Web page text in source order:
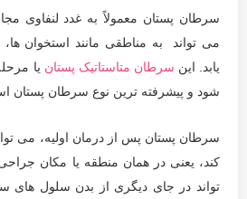
سرطان پستان معمولاً به غدد لنفاوی
می تواند به مناطقی مانند استخوان ها،
یابد. این سرطان متاستاتیک پستان یا
شود و پیشرفته ترین نوع سرطان پستان
سرطان پستان پس از درمان اولیه، می
کند، یعنی در همان منطقه یا مکان
تواند در جای دیگری از بدن سلول های